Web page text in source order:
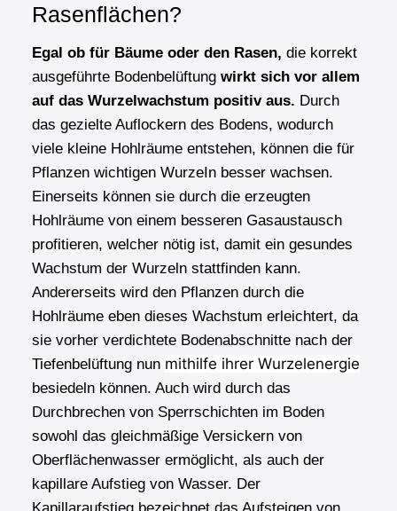
Rasenflächen?
Egal ob für Bäume oder den Rasen, die korrekt
ausgeführte Bodenbelüftung wirkt sich vor allem
auf das Wurzelwachstum positiv aus. Durch
das gezielte Auflockern des Bodens, wodurch
viele kleine Hohlräume entstehen, können die für
Pflanzen wichtigen WurzeIn besser wachsen.
Einerseits können sie durch die erzeugten
Hohlräume von einem besseren Gasaustausch
profitieren, welcher nötig ist, damit ein gesundes
Wachstum der Wurzeln stattfinden kann.
Andererseits wird den Pflanzen durch die
Hohlräume eben dieses Wachstum erleichtert, da
sie vorher verdichtete Bodenabschnitte nach der
Tiefenbelüftung nun mithilfe ihrer Wurzelenergie
besiedeln können. Auch wird durch das
Durchbrechen von Sperrschichten im Boden
sowohl das gleichmäßige Versickern von
Oberflächenwasser ermöglicht, als auch der
kapillare Aufstieg von Wasser. Der